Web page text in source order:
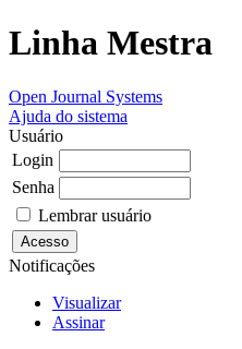
Linha Mestra
Open Journal Systems
Ajuda do sistema
Usuário
Login
Senha
Lembrar usuário
Notificações
Visualizar
Assinar